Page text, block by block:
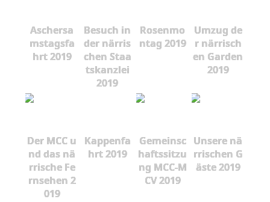
Aschersa
mstagsfa
hrt 2019
Besuch in
der närris
chen Staa
tskanzlei
2019
Rosenmo
ntag 2019
Umzug de
r närrisch
en Garden
2019
Der MCC u
nd das nä
rrische Fe
rnsehen 2
019
Kappenfa
hrt 2019
Gemeinsc
haftssitzu
ng MCC-M
CV 2019
Unsere nä
rrischen G
äste 2019